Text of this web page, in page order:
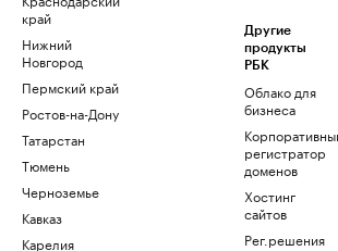
край
Нижний
Новгород
Пермский край
Ростов-на-Дону
Татарстан
Тюмень
Черноземье
Кавказ
Карелия
Другие
продукты
РБК
Облако для
бизнеса
регистратор
доменов
Хостинг
сайтов
Рег.решения